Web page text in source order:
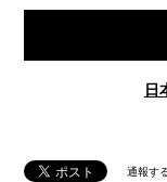
日
通報す